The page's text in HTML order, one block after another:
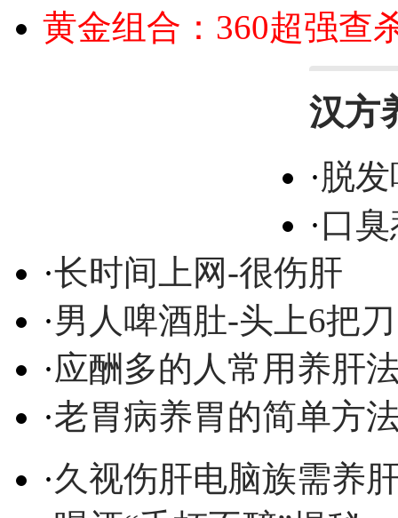
黄金组合：360超强查
汉方
·脱
·口
·长时间上网-很伤肝
·男人啤酒肚-头上6把刀
·应酬多的人常用养肝
·老胃病养胃的简单方
·久视伤肝电脑族需养